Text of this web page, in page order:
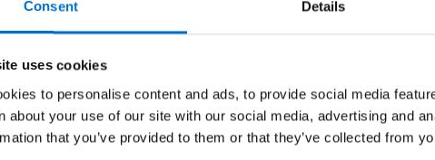
Consent Details
uses cookies
to personalise content and ads, to provide social media
about your use of our site with our social media, advertising and
that you’ve provided to them or that they’ve collected from
2 Segurança
Nível
RC3
Ar3
Até
Classe 4